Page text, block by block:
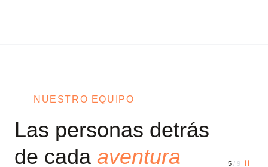
NUESTRO EQUIPO
Las personas detrás
de cada aventura 5 / 9